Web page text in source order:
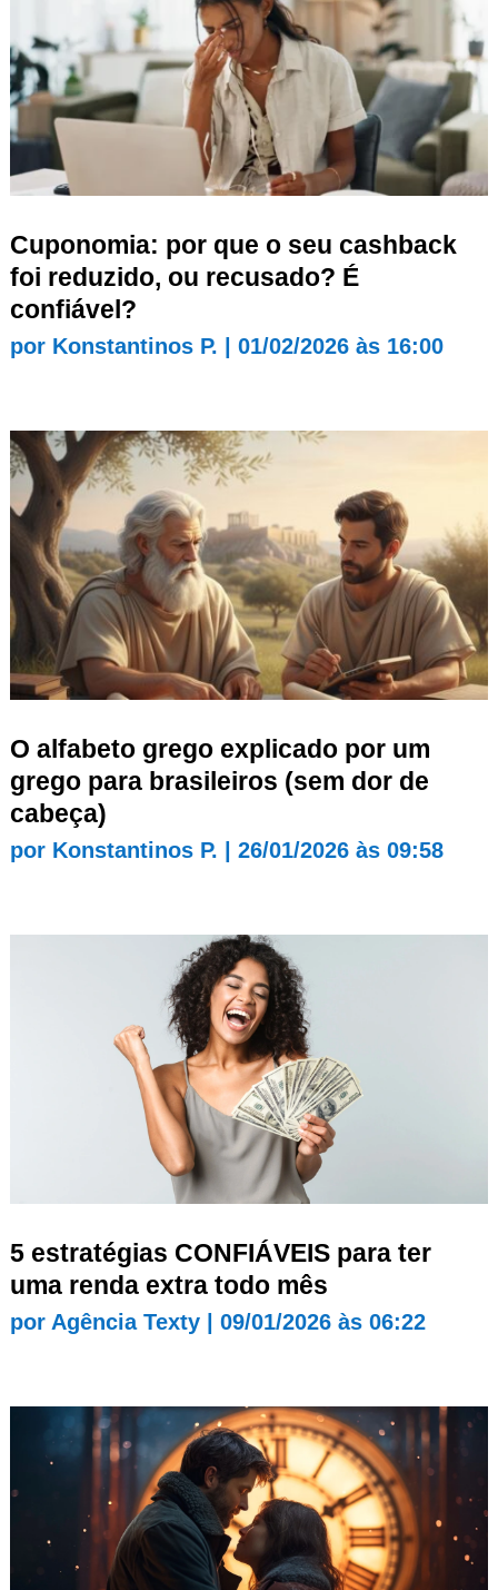
Cuponomia: por que o seu cashback
foi reduzido, ou recusado? É
confiável?
por Konstantinos P. 01/02/2026 às 16:00
O alfabeto grego explicado por um
grego para brasileiros (sem dor de
cabeça)
por Konstantinos P. 26/01/2026 às 09:58
5 estratégias CONFIÁVEIS para ter
uma renda extra todo mês
por Agência Texty| 09/01/2026 às 06:22